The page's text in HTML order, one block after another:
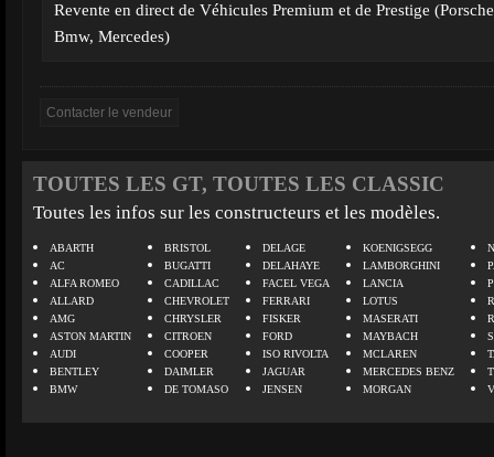
Revente en direct de Véhicules Premium et de Prestige
Bmw, Mercedes)
TOUTES LES GT, TOUTES LES CLASSIC
Toutes les infos sur les constructeurs et les modèles.
ABARTH
AC
ALFA ROMEO
ALLARD
AMG
ASTON MARTIN
AUDI
BENTLEY
BMW
BRISTOL
BUGATTI
CADILLAC
CHEVROLET
CHRYSLER
CITROEN
COOPER
DAIMLER
DE TOMASO
DELAGE
DELAHAYE
FACEL VEGA
FERRARI
FISKER
FORD
ISO RIVOLTA
JAGUAR
JENSEN
KOENIGSEGG
LAMBORGHINI
LANCIA
LOTUS
MASERATI
MAYBACH
MCLAREN
MERCEDES BENZ
MORGAN